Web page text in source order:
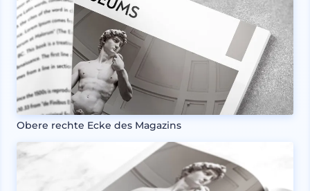
Obere rechte Ecke des Magazins